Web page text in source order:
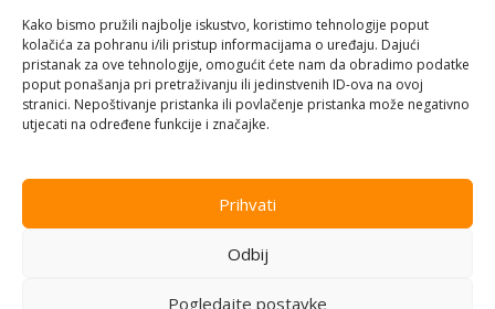
Kako bismo pružili najbolje iskustvo, koristimo tehnologije poput
kolačića za pohranu i/ili pristup informacijama o uređaju. Dajući
pristanak za ove tehnologije, omogućit ćete nam da obradimo podatke
poput ponašanja pri pretraživanju ili jedinstvenih ID-ova na ovoj
stranici. Nepoštivanje pristanka ili povlačenje pristanka može negativno
utjecati na određene funkcije i značajke.
Prihvati
Odbij
Pogledajte postavke
Kontakt informacije
Branilaca Bosne, 75 300 Lukavac
+387 35 555 999
info@pconer.ba
Vision.